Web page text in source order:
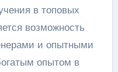
в топовых
возможность
и опытными
опытом в